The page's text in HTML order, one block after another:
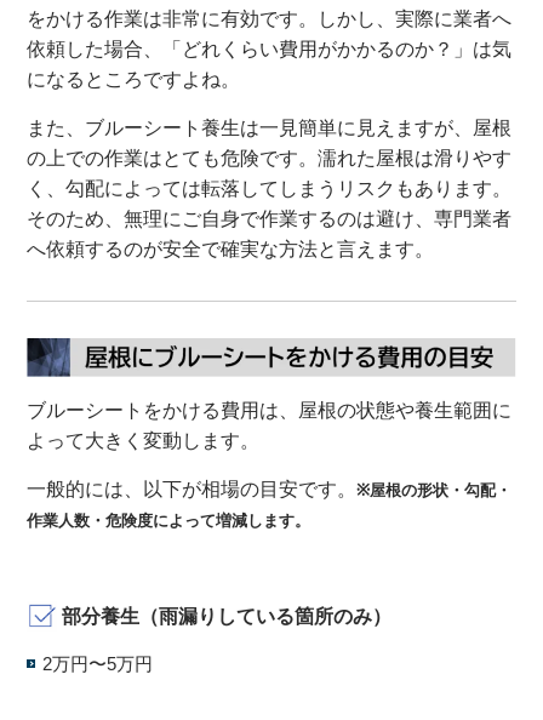
をかける作業は非常に有効です。しかし、実際に業者へ
依頼した場合、「どれくらい費用がかかるのか？」は気
になるところですよね。
また、ブルーシート養生は一見簡単に見えますが、屋根
の上での作業はとても危険です。濡れた屋根は滑りやす
く、勾配によっては転落してしまうリスクもあります。
そのため、無理にご自身で作業するのは避け、専門業者
へ依頼するのが安全で確実な方法と言えます。
ブルーシートをかける費用は、屋根の状態や養生範囲に
よって大きく変動します。
一般的には、以下が相場の目安です。※屋根の形状・勾配・
作業人数・危険度によって増減します。
部分養生（雨漏りしている箇所のみ）
2万円〜5万円